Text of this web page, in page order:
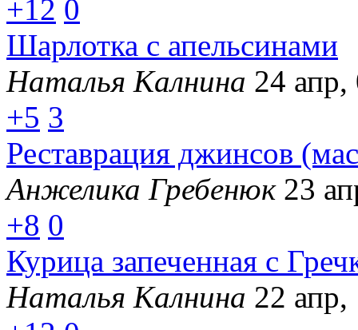
+12 0
Шарлотка с апельсинами
Наталья Калнина 24 апр,
+5 3
Реставрация джинсов
Анжелика Гребенюк 23
+8 0
Курица запеченная с
Наталья Калнина 22 апр,